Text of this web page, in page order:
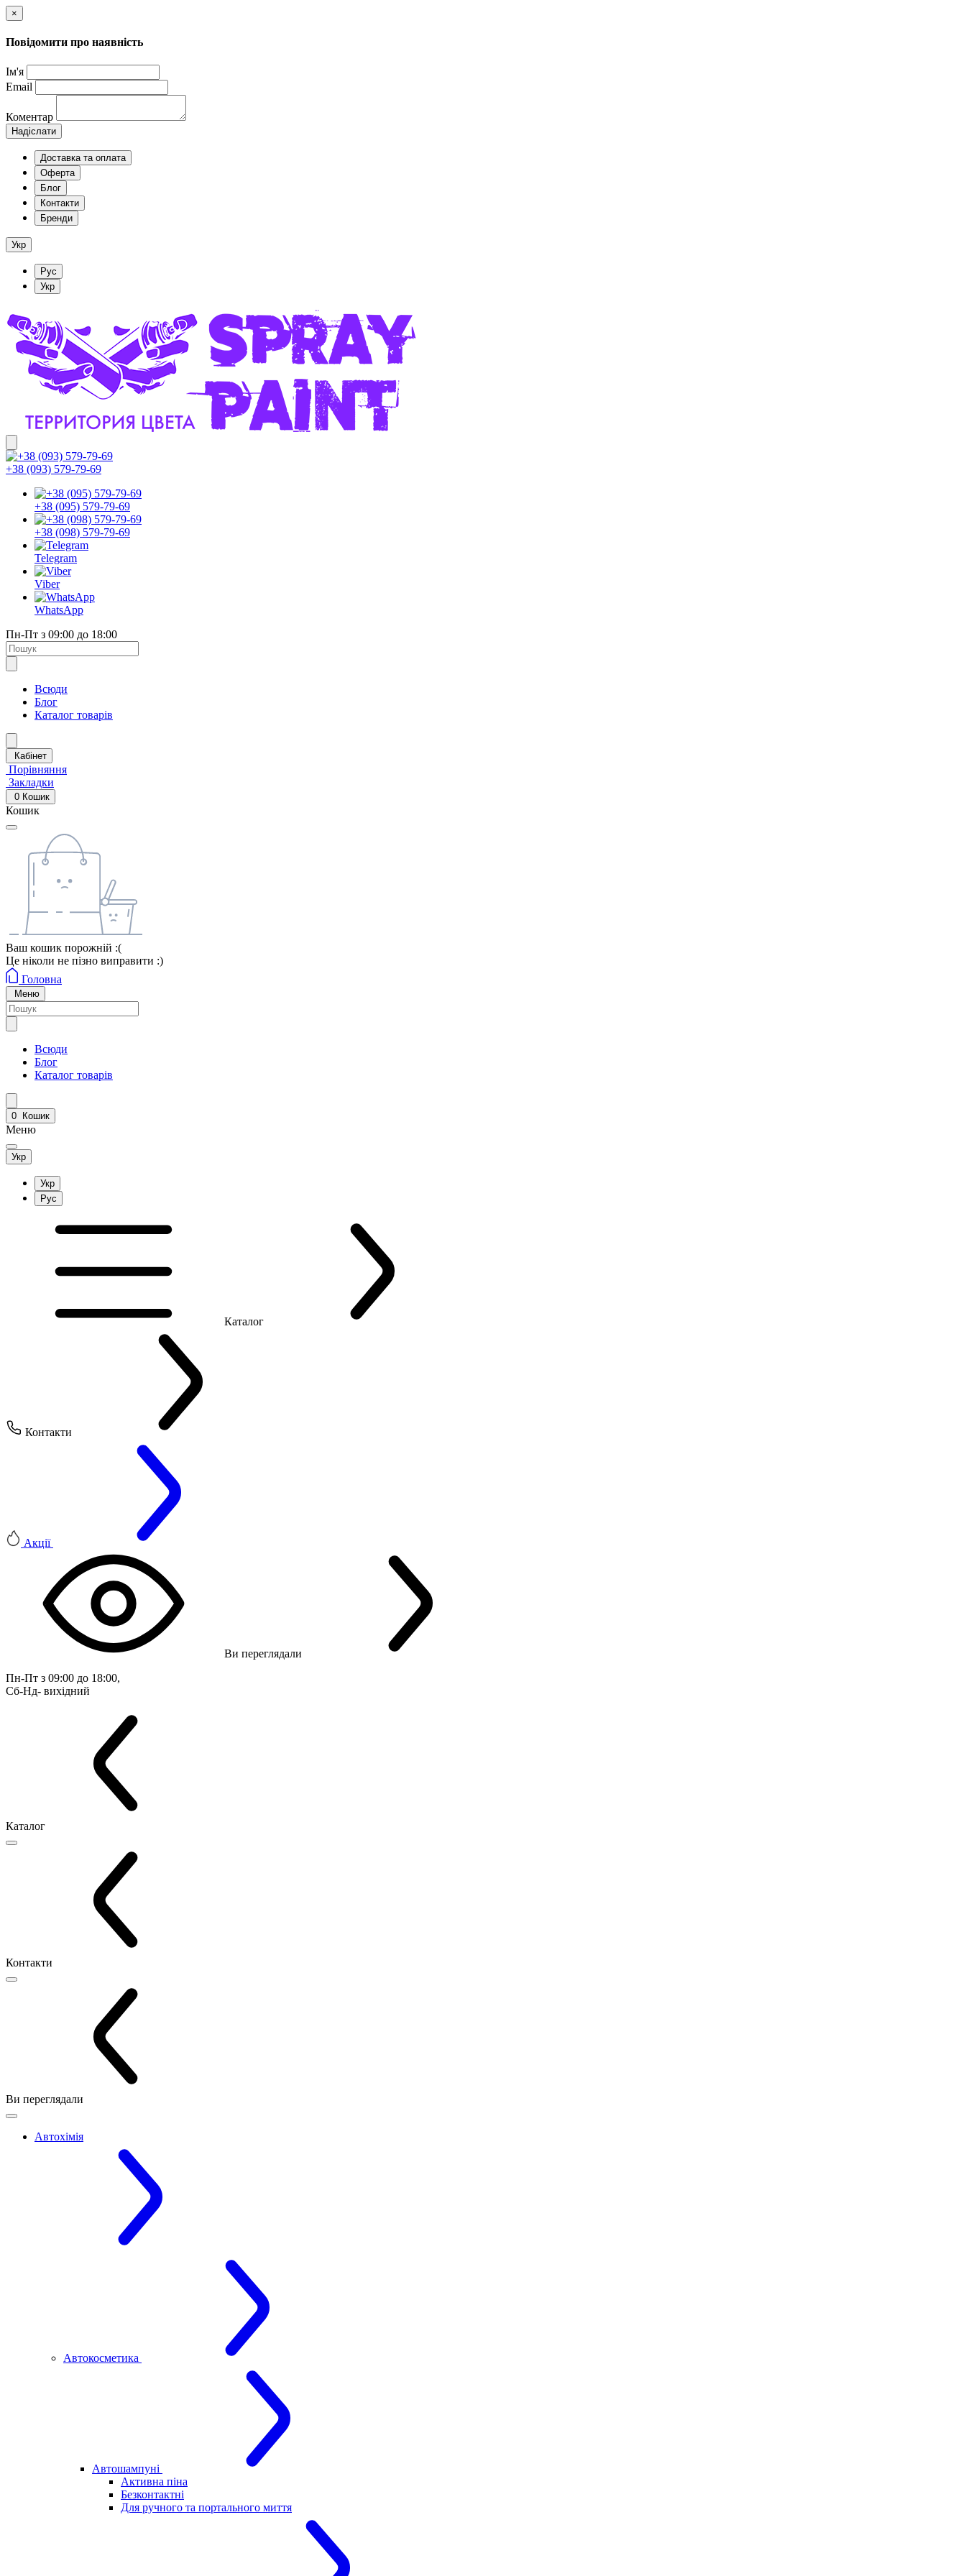
×
Повідомити про наявність
Ім'я
Email
Коментар
Надіслати
Доставка та оплата
Оферта
Блог
Контакти
Бренди
Укр
Рус
Укр
+38 (093) 579-79-69
+38 (095) 579-79-69
+38 (098) 579-79-69
Telegram
Viber
WhatsApp
Пн-Пт з 09:00 до 18:00
Всюди
Блог
Каталог товарів
Кабінет
Порівняння
Закладки
0 Кошик
Кошик
Ваш кошик порожній :(
Це ніколи не пізно виправити :)
Головна
Меню
Всюди
Блог
Каталог товарів
0 Кошик
Меню
Укр
Укр
Рус
Каталог
Контакти
Акції
Ви переглядали
Пн-Пт з 09:00 до 18:00,
Сб-Нд- вихідний
Каталог
Контакти
Ви переглядали
Автохімія
Автокосметика
Автошампуні
Активна піна
Безконтактні
Для ручного та портального миття